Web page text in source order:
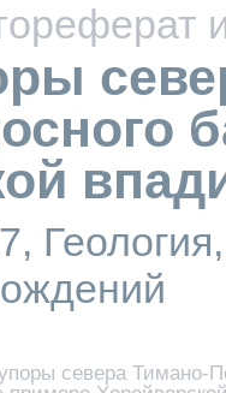
севера Тимано-